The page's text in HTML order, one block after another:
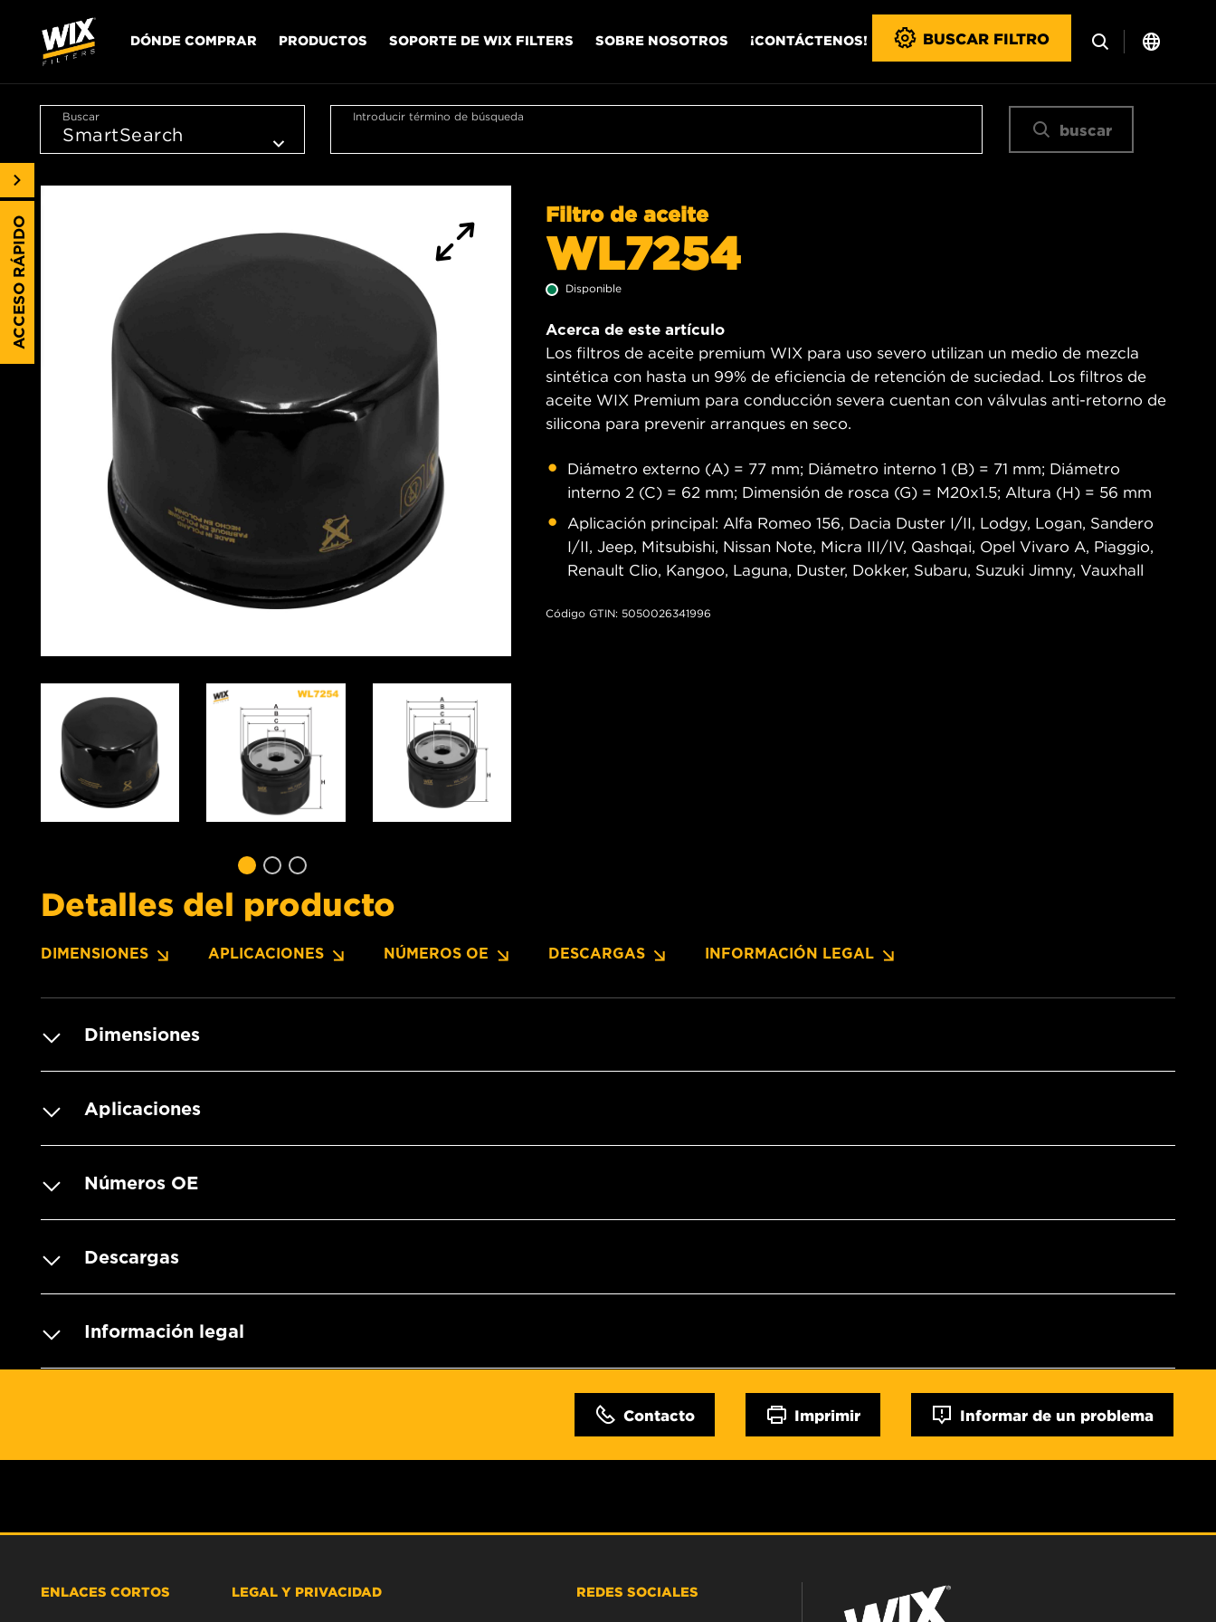
DÓNDE COMPRAR PRODUCTOS SOPORTE DE WIX FILTERS SOBRE NOSOTROS ¡CONTÁCTENOS! BUSCAR FILTRO
Buscar Introducir término de búsqueda
buscar
Filtro de aceite
WL7254
Disponible
Acerca de este artículo
Los filtros de aceite premium WIX para uso severo utilizan un medio de mezcla
sintética con hasta un 99% de eficiencia de retención de suciedad. Los filtros de
aceite WIX Premium para conducción severa cuentan con válvulas anti-retorno de
silicona para prevenir arranques en seco.
Diámetro externo (A) = 77 mm; Diámetro interno 1 (B) = 71 mm; Diámetro
interno 2 (C) = 62 mm; Dimensión de rosca (G) = M20x1.5; Altura (H) = 56 mm
Aplicación principal: Alfa Romeo 156, Dacia Duster I/II, Lodgy, Logan, Sandero
I/II, Jeep, Mitsubishi, Nissan Note, Micra III/IV, Qashqai, Opel Vivaro A, Piaggio,
Renault Clio, Kangoo, Laguna, Duster, Dokker, Subaru, Suzuki Jimny, Vauxhall
Código GTIN: 5050026341996
Detalles del producto
DIMENSIONES APLICACIONES NÚMEROS OE DESCARGAS INFORMACIÓN LEGAL
Dimensiones
Aplicaciones
Números OE
Descargas
Información legal
Contacto Imprimir Informar de un problema
ACCESO RÁPIDO
ENLACES CORTOS LEGAL Y PRIVACIDAD REDES SOCIALES